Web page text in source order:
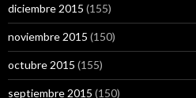
diciembre 2015 (155)
noviembre 2015 (150)
octubre 2015 (155)
septiembre 2015 (150)